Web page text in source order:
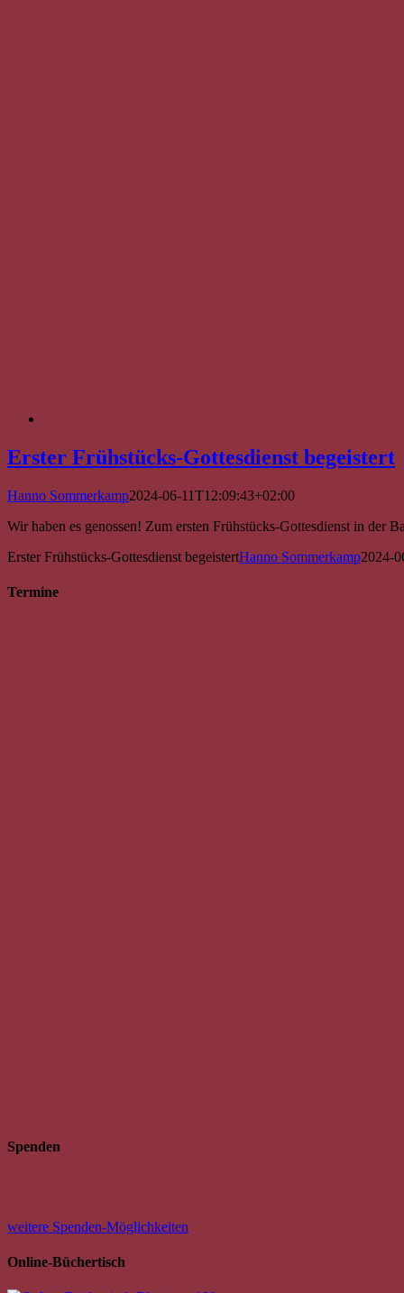
Erster Frühstücks-Gottesdienst begeistert
Hanno Sommerkamp2024-06-11T12:09:43+02:00
Wir haben es genossen! Zum ersten Frühstücks-Gottesdienst in der
Erster Frühstücks-Gottesdienst begeistertHanno Sommerkamp2024-
Termine
Spenden
weitere Spenden-Möglichkeiten
Online-Büchertisch